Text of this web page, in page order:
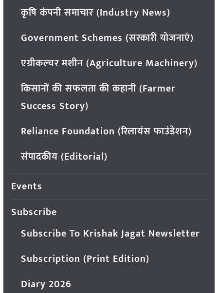
कृषि कंपनी समाचार (Industry News)
Government Schemes (सरकारी योजनाएं)
एग्रीकल्चर मशीन (Agriculture Machinery)
किसानों की सफलता की कहानी (Farmer
Success Story)
Reliance Foundation (रिलायंस फाउंडेशन)
संपादकीय (Editorial)
Events
Subscribe
Subscribe To Krishak Jagat Newsletter
Subscription (Print Edition)
Diary 2026